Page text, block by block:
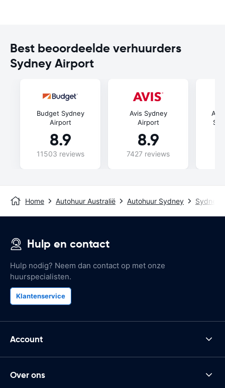
Best beoordeelde verhuurders
Sydney Airport
Budget Sydney
Airport
8.9
11503 reviews
Avis Sydney
Airport
8.9
7427 reviews
Ace
Home Autohuur Australië Autohuur Sydney Sydney
Hulp en contact
Hulp nodig? Neem dan contact op met onze
huurspecialisten.
Klantenservice
Account
Over ons